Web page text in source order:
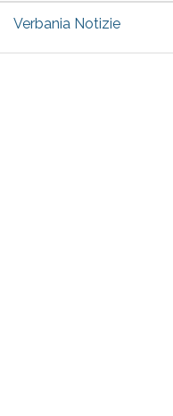
Verbania Notizie